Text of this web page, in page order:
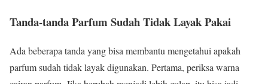
Tanda-tanda Parfum Sudah Tidak Layak Pakai
Ada beberapa tanda yang bisa membantu mengetahui apakah
parfum sudah tidak layak digunakan. Pertama, periksa warna